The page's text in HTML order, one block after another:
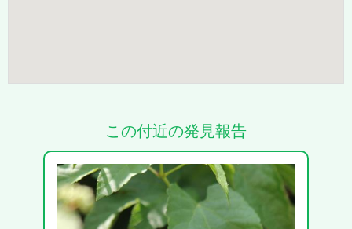
この付近の発見報告